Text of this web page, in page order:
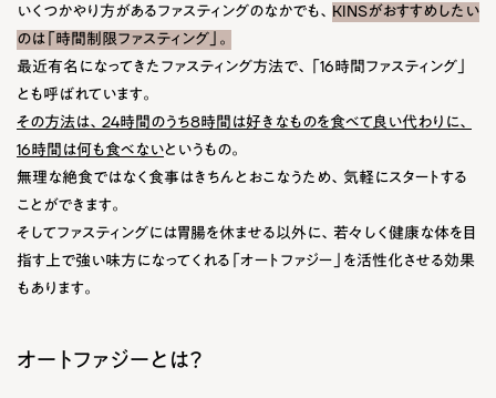
いくつかやり方があるファスティングのなかでも、 KINSがおすすめしたい
のは「時間制限ファスティング」。
最近有名になってきたファスティング方法で、「16時間ファスティング」
とも呼ばれています。
その方法は、24時間のうち8時間は好きなものを食べて良い代わりに、
16時間は何も食べないというもの。
無理な絶食ではなく食事はきちんとおこなうため、気軽にスタートする
ことができます。
そしてファスティングには胃腸を休ませる以外に、若々しく健康な体を目
指す上で強い味方になってくれる「オートファジー」を活性化させる効果
もあります。
オートファジーとは？